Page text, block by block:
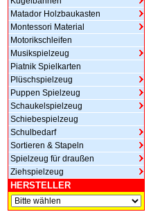
Matador Holzbaukasten
Montessori Material
Motorikschleifen
Musikspielzeug
Piatnik Spielkarten
Plüschspielzeug
Puppen Spielzeug
Schaukelspielzeug
Schiebespielzeug
Schulbedarf
Sortieren & Stapeln
Spielzeug für draußen
Ziehspielzeug
HERSTELLER